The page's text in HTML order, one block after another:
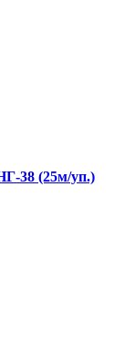
38 (25м/уп.)